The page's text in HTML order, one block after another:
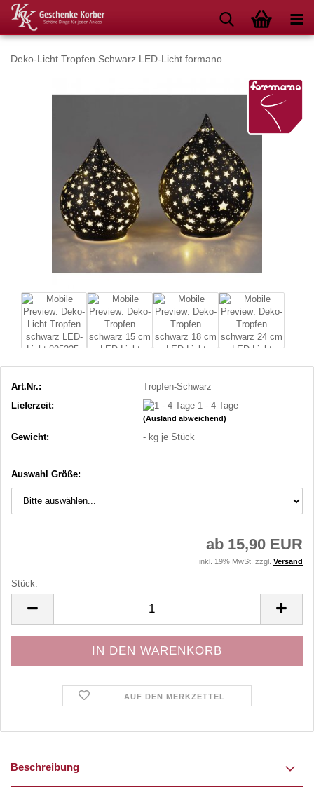
Deko-Licht Tropfen Schwarz LED-Licht formano
Art.Nr.:
Tropfen-Schwarz
Lieferzeit:
1 - 4 Tage
(Ausland abweichend)
Gewicht: - kg je Stück
Auswahl Größe:
ab 15,90 EUR
inkl. 19% MwSt. zzgl. Versand
Stück:
AUF DEN MERKZETTEL
Beschreibung